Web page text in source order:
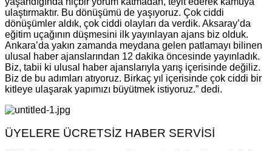
ulaştırmaktır. Bu dönüşümü de yaşıyoruz. Çok ciddi
dönüşümler aldık, çok ciddi olayları da verdik. Aksaray’da
eğitim uçağının düşmesini ilk yayınlayan ajans biz olduk.
Ankara’da yakın zamanda meydana gelen patlamayı bilinen
ulusal haber ajanslarından 12 dakika öncesinde yayınladık.
Biz, tabii ki ulusal haber ajanslarıyla yarış içerisinde değiliz.
Biz de bu adımları atıyoruz. Birkaç yıl içerisinde çok ciddi bir
kitleye ulaşarak yapımızı büyütmek istiyoruz.” dedi.
ÜYELERE ÜCRETSİZ HABER SERVİSİ